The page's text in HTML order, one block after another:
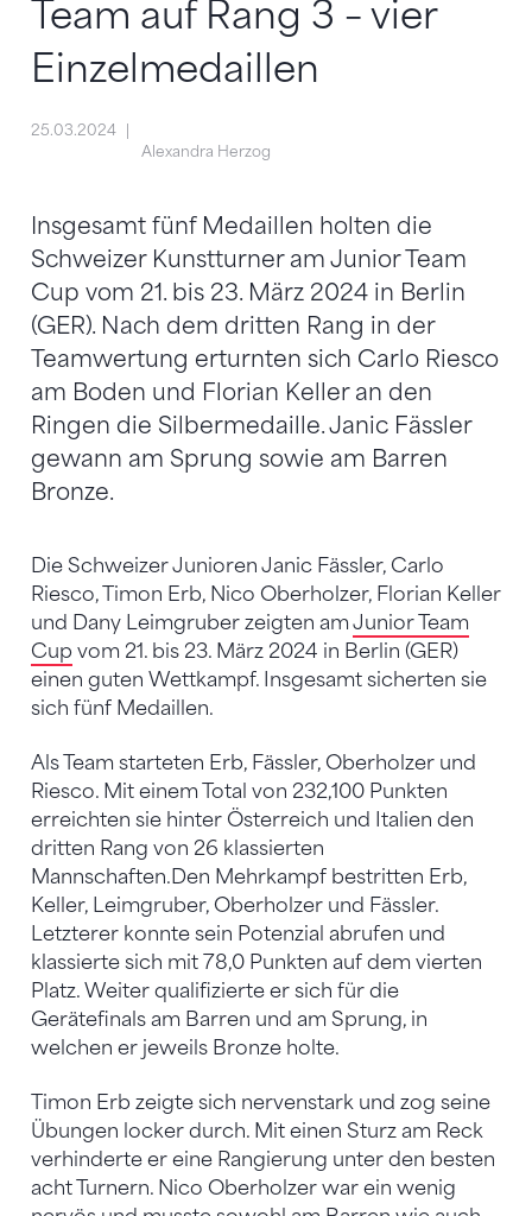
Team auf Rang 3 – vier
Einzelmedaillen
25.03.2024
Alexandra Herzog
Insgesamt fünf Medaillen holten die
Schweizer Kunstturner am Junior Team
Cup vom 21. bis 23. März 2024 in Berlin
(GER). Nach dem dritten Rang in der
Teamwertung erturnten sich Carlo Riesco
am Boden und Florian Keller an den
Ringen die Silbermedaille. Janic Fässler
gewann am Sprung sowie am Barren
Bronze.
Die Schweizer Junioren Janic Fässler, Carlo
Riesco, Timon Erb, Nico Oberholzer, Florian Keller
und Dany Leimgruber zeigten am Junior Team
Cup vom 21. bis 23. März 2024 in Berlin (GER)
einen guten Wettkampf. Insgesamt sicherten sie
sich fünf Medaillen.
Als Team starteten Erb, Fässler, Oberholzer und
Riesco. Mit einem Total von 232,100 Punkten
erreichten sie hinter Österreich und Italien den
dritten Rang von 26 klassierten
Mannschaften.Den Mehrkampf bestritten Erb,
Keller, Leimgruber, Oberholzer und Fässler.
Letzterer konnte sein Potenzial abrufen und
klassierte sich mit 78,0 Punkten auf dem vierten
Platz. Weiter qualifizierte er sich für die
Gerätefinals am Barren und am Sprung, in
welchen er jeweils Bronze holte.
Timon Erb zeigte sich nervenstark und zog seine
Übungen locker durch. Mit einen Sturz am Reck
verhinderte er eine Rangierung unter den besten
acht Turnern. Nico Oberholzer war ein wenig